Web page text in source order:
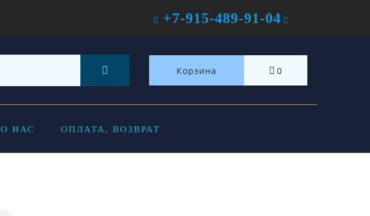
+7-915-489-91-04
Корзина 0
О НАС ОПЛАТА, ВОЗВРАТ